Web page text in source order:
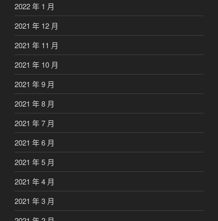
2022 年 1 月
2021 年 12 月
2021 年 11 月
2021 年 10 月
2021 年 9 月
2021 年 8 月
2021 年 7 月
2021 年 6 月
2021 年 5 月
2021 年 4 月
2021 年 3 月